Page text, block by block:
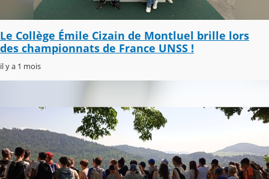
Le Collège Émile Cizain de Montluel brille lors
des championnats de France UNSS !
il y a 1 mois